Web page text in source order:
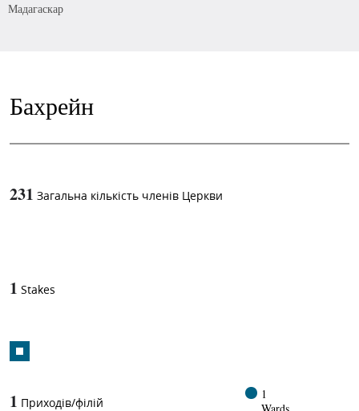
Мадагаскар
Бахрейн
231 Загальна кількість членів Церкви
1 Stakes
1 Приходів/філій
1
Wards